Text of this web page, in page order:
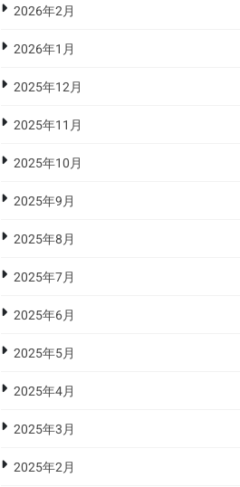
2026年2月
2026年1月
2025年12月
2025年11月
2025年10月
2025年9月
2025年8月
2025年7月
2025年6月
2025年5月
2025年4月
2025年3月
2025年2月